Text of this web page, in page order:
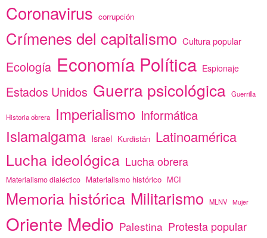
Coronavirus corrupción
Crímenes del capitalismo Cultura popular
Ecología Economía Política Espionaje
Estados Unidos Guerra psicológica Guerrilla
Historia obrera Imperialismo Informática
Islamalgama Israel Kurdistán Latinoamérica
Lucha ideológica Lucha obrera
Materialismo dialéctico Materialismo histórico MCI
Memoria histórica Militarismo MLNV Mujer
Oriente Medio Palestina Protesta popular